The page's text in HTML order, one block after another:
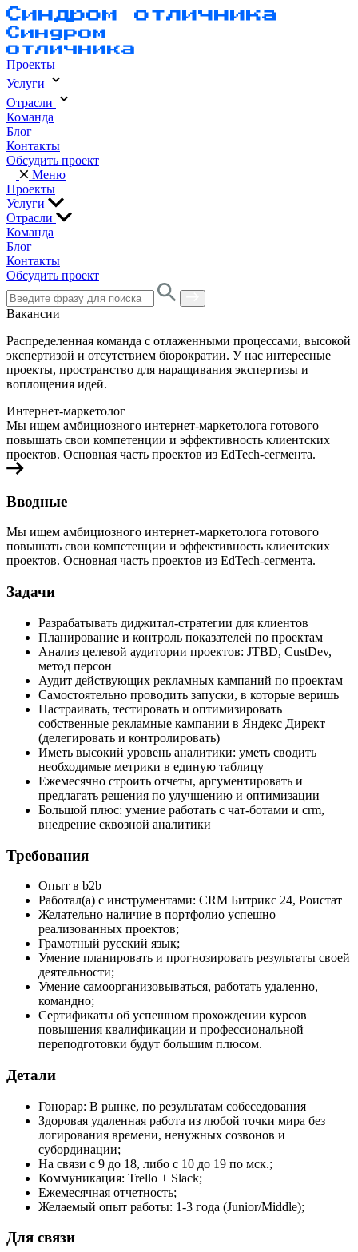
Проекты
Услуги
Отрасли
Команда
Блог
Контакты
Обсудить проект
Меню
Проекты
Услуги
Отрасли
Команда
Блог
Контакты
Обсудить проект
Вакансии
Распределенная команда с отлаженными процессами, высокой
экспертизой и отсутствием бюрократии. У нас интересные
проекты, пространство для наращивания экспертизы и
воплощения идей.
Интернет-маркетолог
Мы ищем амбициозного интернет-маркетолога готового
повышать свои компетенции и эффективность клиентских
проектов. Основная часть проектов из EdTech-сегмента.
Вводные
Мы ищем амбициозного интернет-маркетолога готового
повышать свои компетенции и эффективность клиентских
проектов. Основная часть проектов из EdTech-сегмента.
Задачи
Разрабатывать диджитал-стратегии для клиентов
Планирование и контроль показателей по проектам
Анализ целевой аудитории проектов: JTBD, CustDev,
метод персон
Аудит действующих рекламных кампаний по проектам
Самостоятельно проводить запуски, в которые веришь
Настраивать, тестировать и оптимизировать
собственные рекламные кампании в Яндекс Директ
(делегировать и контролировать)
Иметь высокий уровень аналитики: уметь сводить
необходимые метрики в единую таблицу
Ежемесячно строить отчеты, аргументировать и
предлагать решения по улучшению и оптимизации
Большой плюс: умение работать с чат-ботами и crm,
внедрение сквозной аналитики
Требования
Опыт в b2b
Работал(а) с инструментами: CRM Битрикс 24, Роистат
Желательно наличие в портфолио успешно
реализованных проектов;
Грамотный русский язык;
Умение планировать и прогнозировать результаты своей
деятельности;
Умение самоорганизовываться, работать удаленно,
командно;
Сертификаты об успешном прохождении курсов
повышения квалификации и профессиональной
переподготовки будут большим плюсом.
Детали
Гонорар: В рынке, по результатам собеседования
Здоровая удаленная работа из любой точки мира без
логирования времени, ненужных созвонов и
субординации;
На связи с 9 до 18, либо с 10 до 19 по мск.;
Коммуникация: Trello + Slack;
Ежемесячная отчетность;
Желаемый опыт работы: 1-3 года (Junior/Middle);
Для связи